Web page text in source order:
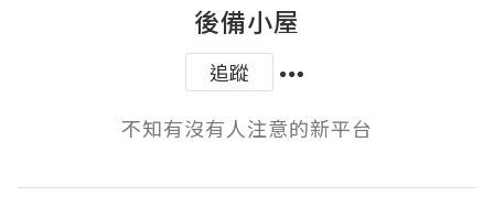
後備小屋
追蹤
不知有沒有人注意的新平台